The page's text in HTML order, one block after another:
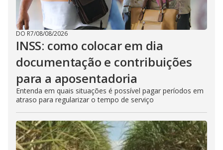
DO R7/08/08/2026
INSS: como colocar em dia
documentação e contribuições
para a aposentadoria
Entenda em quais situações é possível pagar períodos em
atraso para regularizar o tempo de serviço